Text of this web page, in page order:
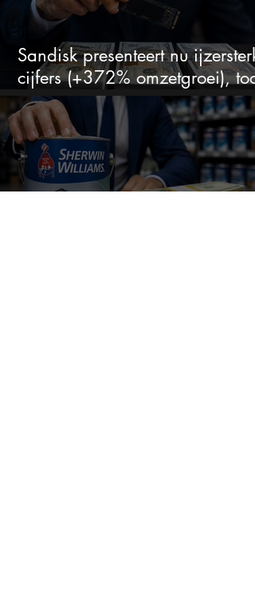
Sandisk presenteert nu
cijfers (+372% omzetgroei), toch
zakt het aandeel weg